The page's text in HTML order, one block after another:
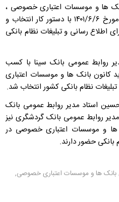
ها و موسسات اعتباری خصوصی ،
جلسه کمیسیون روابط عمومی در مورخ ۱۴۰۱/۶/۶ با دستور کار انتخاب و
اطلاع رسانی و تبلیغات نظام بانکی
روابط عمومی بانک سینا با کسب
کانون بانک ها و موسسات اعتباری
نظام بانکی کشور انتخاب شد.
استاد مدیر روابط عمومی بانک
روابط عمومی بانک گردشگری نیز
ها و موسسات اعتباری خصوصی در
بانکی حضور دارند.
بانک ها و موسسات اعتباری خصوصی,